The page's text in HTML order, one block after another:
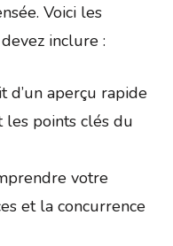
Voici les
inclure :
d’un aperçu rapide
points clés du
votre
et la concurrence